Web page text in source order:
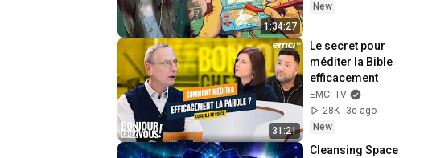
1:34:27
New
31:21
Le secret pour
méditer la Bible
efficacement
EMCI TV
28K
3d ago
New
Cleansing Space